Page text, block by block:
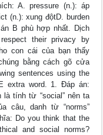
A. pressure (n.): áp
(n.): xung độtD. burden
B phù hợp nhất. Dịch
their privacy by
con cái của bạn thấy
bằng cách gõ cửa
sentences using the
extra word. 1. Đáp án:
tính từ “social” nên ta
câu, danh từ “norms”
Do you think that the
and social norms?